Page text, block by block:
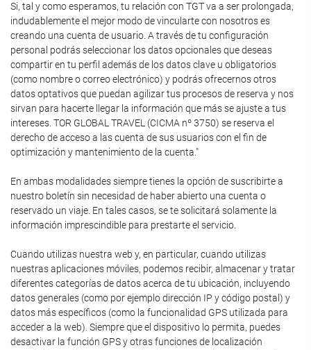
Si, tal y como esperamos, tu relación con TGT va a ser prolongada,
indudablemente el mejor modo de vincularte con nosotros es
creando una cuenta de usuario. A través de tu configuración
personal podrás seleccionar los datos opcionales que deseas
compartir en tu perfil además de los datos clave u obligatorios
(como nombre o correo electrónico) y podrás ofrecernos otros
datos optativos que puedan agilizar tus procesos de reserva y nos
sirvan para hacerte llegar la información que más se ajuste a tus
intereses. TOR GLOBAL TRAVEL (CICMA nº 3750) se reserva el
derecho de acceso a las cuenta de sus usuarios con el fin de
optimización y mantenimiento de la cuenta."
En ambas modalidades siempre tienes la opción de suscribirte a
nuestro boletín sin necesidad de haber abierto una cuenta o
reservado un viaje. En tales casos, se te solicitará solamente la
información imprescindible para prestarte el servicio.
Cuando utilizas nuestra web y, en particular, cuando utilizas
nuestras aplicaciones móviles, podemos recibir, almacenar y tratar
diferentes categorías de datos acerca de tu ubicación, incluyendo
datos generales (como por ejemplo dirección IP y código postal) y
datos más específicos (como la funcionalidad GPS utilizada para
acceder a la web). Siempre que el dispositivo lo permita, puedes
desactivar la función GPS y otras funciones de localización